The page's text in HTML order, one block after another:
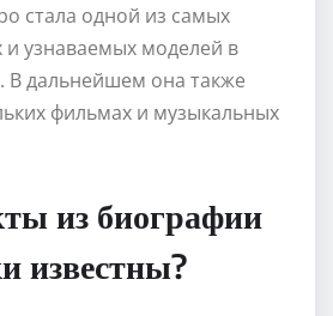
стала одной из самых
и узнаваемых моделей в
В дальнейшем она также
фильмах и музыкальных
из биографии
известны?